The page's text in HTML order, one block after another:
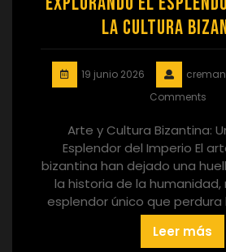
la Cultura
19 junio 2026
Comments
Arte y Cultura Bizantina:
Esplendor del Imperio El
bizantina han dejado una
la historia de la
esplendor único que
Leer más